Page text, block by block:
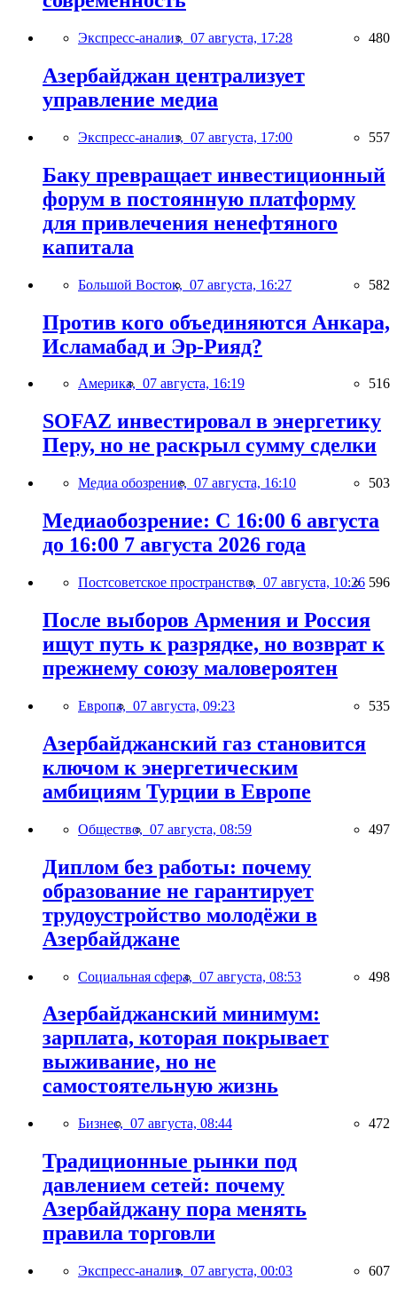
Экспресс-анализ, 07 августа, 17:28 480
Азербайджан централизует
управление медиа
Экспресс-анализ, 07 августа, 17:00 557
Баку превращает инвестиционный
форум в постоянную платформу
для привлечения ненефтяного
капитала
Большой Восток, 07 августа, 16:27 582
Против кого объединяются Анкара,
Исламабад и Эр-Рияд?
Америка, 07 августа, 16:19 516
SOFAZ инвестировал в энергетику
Перу, но не раскрыл сумму сделки
Медиа обозрение, 07 августа, 16:10 503
Медиаобозрение: С 16:00 6 августа
до 16:00 7 августа 2026 года
Постсоветское пространство, 07 августа, 10:26 596
После выборов Армения и Россия
ищут путь к разрядке, но возврат к
прежнему союзу маловероятен
Европа, 07 августа, 09:23 535
Азербайджанский газ становится
ключом к энергетическим
амбициям Турции в Европе
Общество, 07 августа, 08:59 497
Диплом без работы: почему
образование не гарантирует
трудоустройство молодёжи в
Азербайджане
Социальная сфера, 07 августа, 08:53 498
Азербайджанский минимум:
зарплата, которая покрывает
выживание, но не
самостоятельную жизнь
Бизнес, 07 августа, 08:44 472
Традиционные рынки под
давлением сетей: почему
Азербайджану пора менять
правила торговли
Экспресс-анализ, 07 августа, 00:03 607